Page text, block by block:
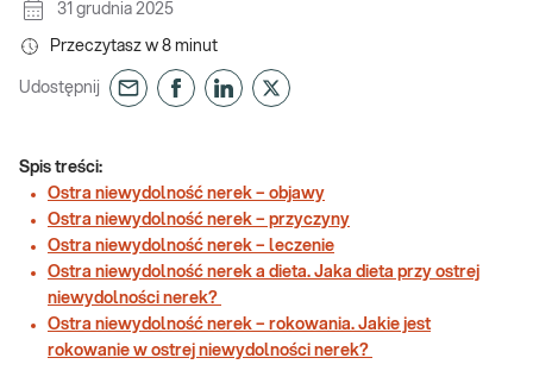
31 grudnia 2025
Przeczytasz w 8 minut
Udostępnij
Spis treści:
Ostra niewydolność nerek – objawy
Ostra niewydolność nerek – przyczyny
Ostra niewydolność nerek – leczenie
Ostra niewydolność nerek a dieta. Jaka dieta przy ostrej
niewydolności nerek?
Ostra niewydolność nerek – rokowania. Jakie jest
rokowanie w ostrej niewydolności nerek?